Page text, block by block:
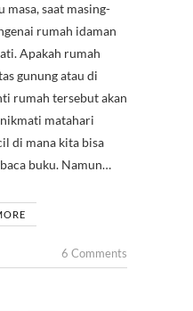
masa, saat masing-
rumah idaman
Apakah rumah
gunung atau di
rumah tersebut akan
matahari
di mana kita bisa
buku. Namun…
6 Comments